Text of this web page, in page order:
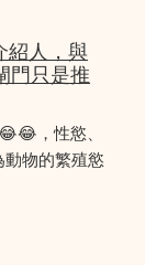
紹人，與
門只是推
，性慾、
物的繁殖慾